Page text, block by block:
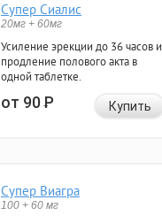
Супер Сиалис
20мг + 60мг
Усиление эрекции до 36 часов и
продление полового акта в
одной таблетке.
от 90Р Купить
Супер Виагра
100 + 60 мг